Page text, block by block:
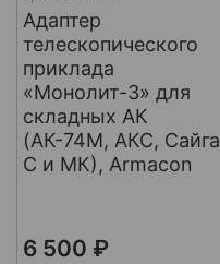
Адаптер
телескопического
приклада
«Монолит-3» для
складных АК
(АК-74М, АКС, Сайга
С и МК), Armacon
6 500 ₽